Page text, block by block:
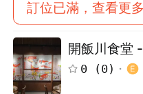
訂位已滿，查看更
開飯川食堂
0 (0 )